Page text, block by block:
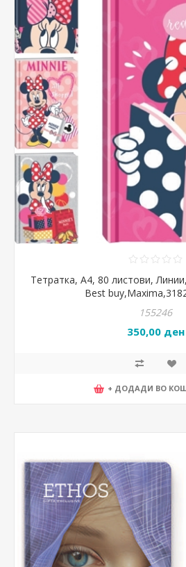
Тетратка, А4, 80 листови,
Best
155246
350,00 ден
+ ДОДАДИ ВО